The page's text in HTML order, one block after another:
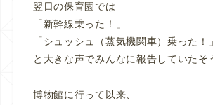
翌日の保育園では
「新幹線乗った！」
「シュッシュ（蒸気機関車）乗った！」
と大きな声でみんなに報告していたそ
博物館に行って以来、